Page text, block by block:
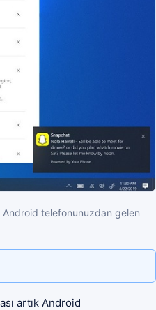
telefonunuzdan gelen
artık Android